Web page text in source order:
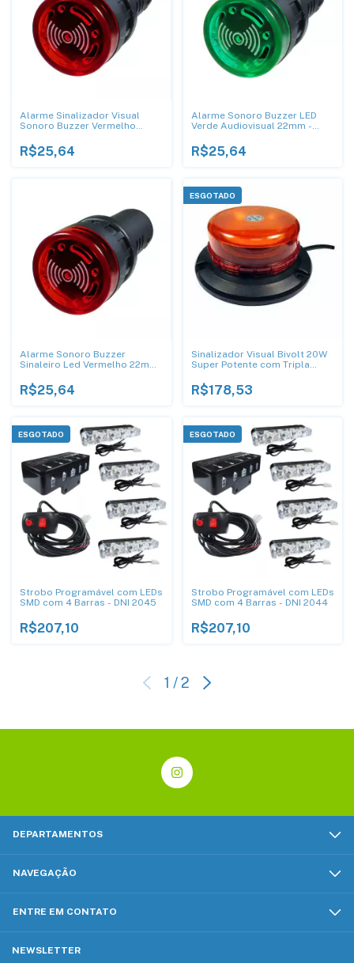
Alarme Sinalizador Visual
Sonoro Buzzer Vermelho
R$25,64
Alarme Sonoro Buzzer LED
Verde Audiovisual 22mm -
R$25,64
Alarme Sonoro Buzzer
Sinaleiro Led Vermelho 22mm
R$25,64
ESGOTADO
Sinalizador Visual Bivolt 20W
Super Potente com Tripla
Rotativo / Strobo
R$178,53
ESGOTADO
Strobo Programável com LEDs
SMD com 4 Barras - DNI 2045
R$207,10
ESGOTADO
Strobo Programável com LEDs
SMD com 4 Barras - DNI 2044
R$207,10
1 /2
DEPARTAMENTOS
NAVEGAÇÃO
ENTRE EM CONTATO
NEWSLETTER